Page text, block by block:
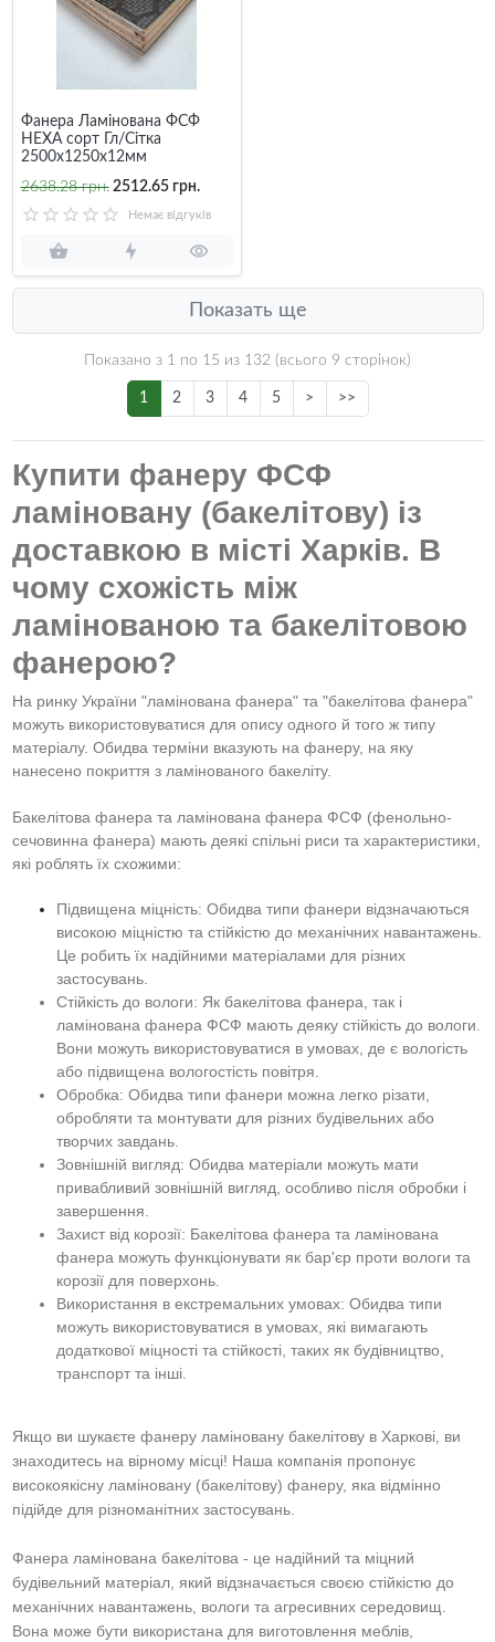
Фанера Ламінована ФСФ
НЕХА сорт Гл/Сітка
2500х1250х12мм
2638.28 грн. 2512.65 грн.
Немає відгуків
Показать ще
Показано з 1 по 15 из 132 (всього 9 сторінок)
1 2 3 4 5 > >>
Купити фанеру ФСФ
ламіновану (бакелітову) із
доставкою в місті Харків. В
чому схожість між
ламінованою та бакелітовою
фанерою?
На ринку України "ламінована фанера" та "бакелітова фанера"
можуть використовуватися для опису одного й того ж типу
матеріалу. Обидва терміни вказують на фанеру, на яку
нанесено покриття з ламінованого бакеліту.
Бакелітова фанера та ламінована фанера ФСФ (фенольно-
сечовинна фанера) мають деякі спільні риси та характеристики,
які роблять їх схожими:
Підвищена міцність: Обидва типи фанери відзначаються
високою міцністю та стійкістю до механічних навантажень.
Це робить їх надійними матеріалами для різних
застосувань.
Стійкість до вологи: Як бакелітова фанера, так і
ламінована фанера ФСФ мають деяку стійкість до вологи.
Вони можуть використовуватися в умовах, де є вологість
або підвищена вологостість повітря.
Обробка: Обидва типи фанери можна легко різати,
обробляти та монтувати для різних будівельних або
творчих завдань.
Зовнішній вигляд: Обидва матеріали можуть мати
привабливий зовнішній вигляд, особливо після обробки і
завершення.
Захист від корозії: Бакелітова фанера та ламінована
фанера можуть функціонувати як бар'єр проти вологи та
корозії для поверхонь.
Використання в екстремальних умовах: Обидва типи
можуть використовуватися в умовах, які вимагають
додаткової міцності та стійкості, таких як будівництво,
транспорт та інші.
Якщо ви шукаєте фанеру ламіновану бакелітову в Харкові, ви
знаходитесь на вірному місці! Наша компанія пропонує
високоякісну ламіновану (бакелітову) фанеру, яка відмінно
підійде для різноманітних застосувань.
Фанера ламінована бакелітова - це надійний та міцний
будівельний матеріал, який відзначається своєю стійкістю до
механічних навантажень, вологи та агресивних середовищ.
Вона може бути використана для виготовлення меблів,